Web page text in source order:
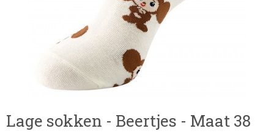
Lage sokken - Beertjes - Maat 38